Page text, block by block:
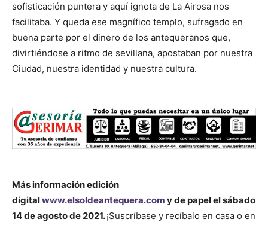
sofisticación puntera y aquí ignota de La Airosa nos
facilitaba. Y queda ese magnífico templo, sufragado en
buena parte por el dinero de los antequeranos que,
divirtiéndose a ritmo de sevillana, apostaban por nuestra
Ciudad, nuestra identidad y nuestra cultura.
Más informaciónedición
digitalwww.elsoldeantequera.com y de papel el sábado
14 de agosto de 2021.¡Suscríbase y recíbalo en casa o en